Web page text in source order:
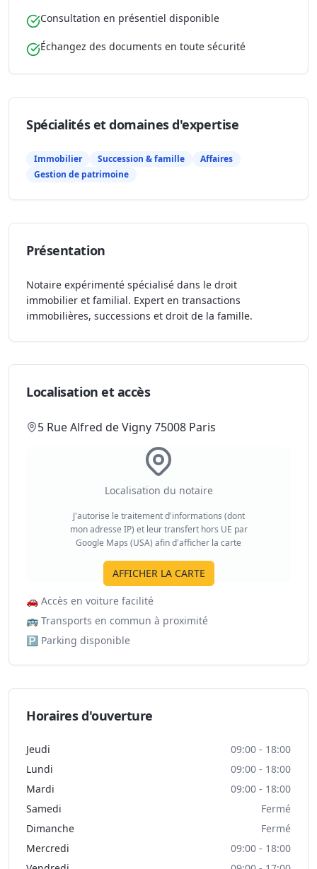
Consultation en présentiel disponible
Échangez des documents en toute sécurité
Spécialités et domaines d'expertise
Immobilier Succession & famille
Affaires
Gestion de patrimoine
Présentation
Notaire expérimenté spécialisé dans le droit
immobilier et familial. Expert en transactions
immobilières, successions et droit de la famille.
Localisation et accès
5 Rue Alfred de Vigny 75008 Paris
Localisation du notaire
J'autorise le traitement d'informations (dont
mon adresse IP) et leur transfert hors UE par
Google Maps (USA) afin d'afficher la carte
AFFICHER LA CARTE
🚗 Accès en voiture facilité
🚌 Transports en commun à proximité
🅿️ Parking disponible
Horaires d'ouverture
Jeudi
09:00 - 18:00
Lundi
09:00 - 18:00
Mardi
09:00 - 18:00
Samedi
Fermé
Dimanche
Fermé
Mercredi
09:00 - 18:00